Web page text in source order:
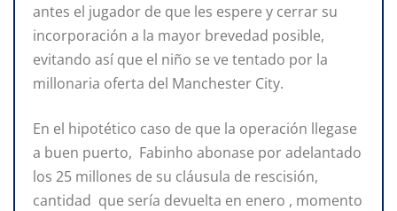
antes el jugador de que les espere y cerrar su
incorporación a la mayor brevedad posible,
evitando así que el niño se ve tentado por la
millonaria oferta del Manchester City.
En el hipotético caso de que la operación llegase
a buen puerto, Fabinho abonase por adelantado
los 25 millones de su cláusula de rescisión,
cantidad que sería devuelta en enero , momento